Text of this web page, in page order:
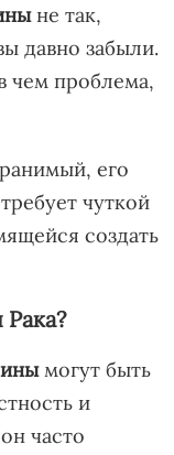
не так,
давно забыли.
чем проблема,
его
чуткой
создать
могут быть
и
часто